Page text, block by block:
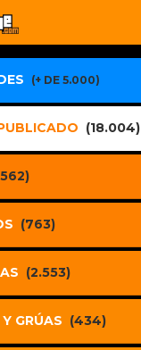
(+ DE 5.000)
(18.004)
(763)
(2.553)
GRÚAS (434)